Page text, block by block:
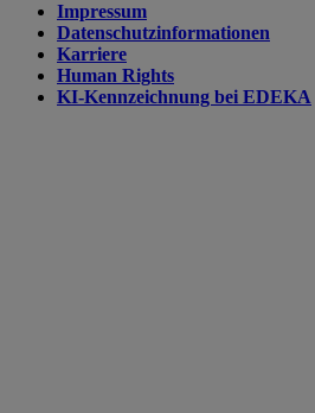
Impressum
Datenschutzinformationen
Karriere
Human Rights
KI-Kennzeichnung bei EDEKA